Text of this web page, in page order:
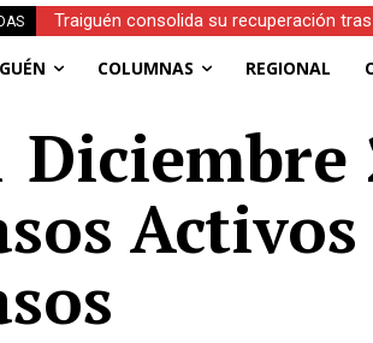
Traiguén consolida su recuperación
COLUMNAS REGIONAL
Diciembre